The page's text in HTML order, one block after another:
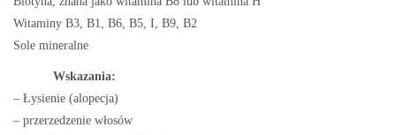
Witaminy B3, B1, B6, B5, I, B9, B2
Sole mineralne
Wskazania:
– Łysienie (alopecja)
– przerzedzenie włosów